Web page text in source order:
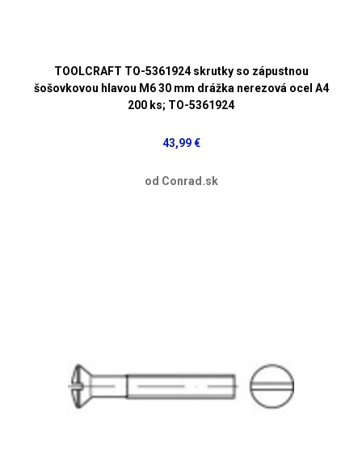
TOOLCRAFT TO-5361924 skrutky so zápustnou
šošovkovou hlavou M6 30 mm drážka nerezová ocel A4
200 ks; TO-5361924
43,99 €
od Conrad.sk